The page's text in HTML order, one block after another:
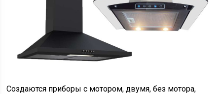
Создаются приборы с мотором, двумя, без мотора,